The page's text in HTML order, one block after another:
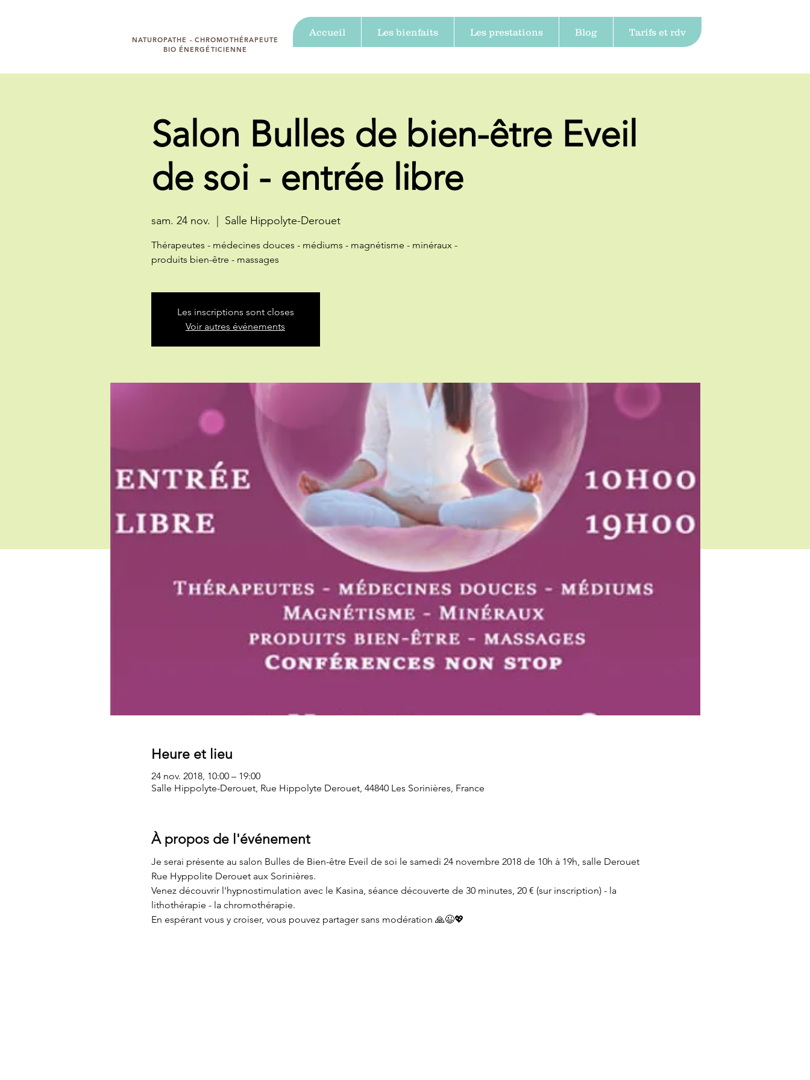
NATUROPATHE - CHROMOTHÉRAPEUTE
BIO ÉNERGÉTICIENNE
Accueil Les bienfaits Les prestations Blog Tarifs et rdv
Salon Bulles de bien-être Eveil
de soi - entrée libre
sam. 24 nov. Salle Hippolyte-Derouet
Thérapeutes - médecines douces - médiums - magnétisme - minéraux -
produits bien-être - massages
Les inscriptions sont closes
Voir autres événements
Heure et lieu
24 nov. 2018, 10:00 – 19:00
Salle Hippolyte-Derouet, Rue Hippolyte Derouet, 44840 Les Sorinières, France
À propos de l'événement
Je serai présente au salon Bulles de Bien-être Eveil de soi le samedi 24 novembre 2018 de 10h à 19h, salle Derouet
Rue Hyppolite Derouet aux Sorinières.
Venez découvrir l'hypnostimulation avec le Kasina, séance découverte de 30 minutes, 20 € (sur inscription) - la
lithothérapie - la chromothérapie.
En espérant vous y croiser, vous pouvez partager sans modération 🙏😉💖